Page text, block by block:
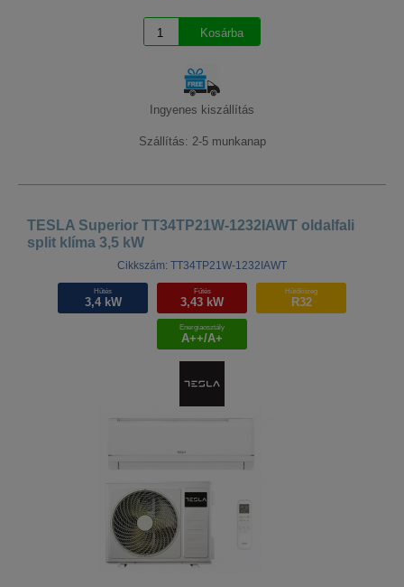
Ingyenes kiszállítás
Szállítás: 2-5 munkanap
TESLA Superior TT34TP21W-1232IAWT oldalfali
split klíma 3,5 kW
Cikkszám: TT34TP21W-1232IAWT
Hűtés
3,4 kW
Fűtés
3,43 kW
Hűtőközeg
R32
Energiaosztály
A++/A+